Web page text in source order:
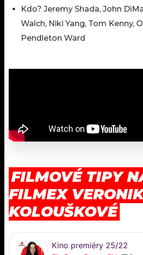
Kdo? Jeremy Shada, John
Walch, Niki Yang, Tom Kenny,
Pendleton Ward
FILMOVÉ TIPY
FILMEX
KOLOUŠKOVÉ